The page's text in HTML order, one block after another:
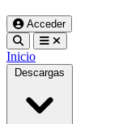
Acceder
Inicio
Descargas